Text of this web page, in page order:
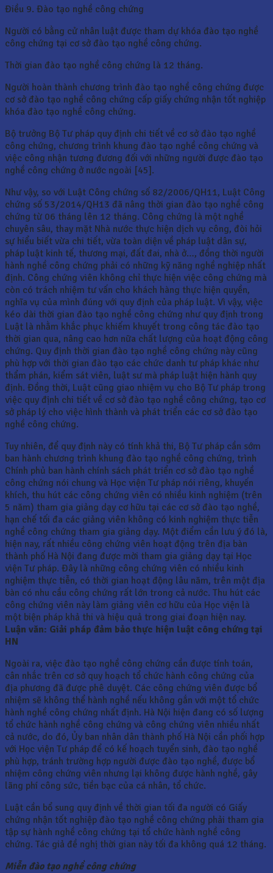
Điều 9. Đào tạo nghề công chứng
Người có bằng cử nhân luật được tham dự khóa đào tạo nghề
công chứng tại cơ sở đào tạo nghề công chứng.
Thời gian đào tạo nghề công chứng là 12 tháng.
Người hoàn thành chương trình đào tạo nghề công chứng được
cơ sở đào tạo nghề công chứng cấp giấy chứng nhận tốt nghiệp
khóa đào tạo nghề công chứng.
Bộ trưởng Bộ Tư pháp quy định chi tiết về cơ sở đào tạo nghề
công chứng, chương trình khung đào tạo nghề công chứng và
việc công nhận tương đương đối với những người được đào tạo
nghề công chứng ở nước ngoài [45].
Như vậy, so với Luật Công chứng số 82/2006/QH11, Luật Công
chứng số 53/2014/QH13 đã nâng thời gian đào tạo nghề công
chứng từ 06 tháng lên 12 tháng. Công chứng là một nghề
chuyên sâu, thay mặt Nhà nước thực hiện dịch vụ công, đòi hỏi
sự hiểu biết vừa chi tiết, vừa toàn diện về pháp luật dân sự,
pháp luật kinh tế, thương mại, đất đai, nhà ở…, đồng thời người
hành nghề công chứng phải có những kỹ năng nghề nghiệp nhất
định. Công chứng viên không chỉ thực hiện việc công chứng mà
còn có trách nhiệm tư vấn cho khách hàng thực hiện quyền,
nghĩa vụ của mình đúng với quy định của pháp luật. Vì vậy, việc
kéo dài thời gian đào tạo nghề công chứng như quy định trong
Luật là nhằm khắc phục khiếm khuyết trong công tác đào tạo
thời gian qua, nâng cao hơn nữa chất lượng của hoạt động công
chứng. Quy định thời gian đào tạo nghề công chứng này cũng
phù hợp với thời gian đào tạo các chức danh tư pháp khác như
thẩm phán, kiểm sát viên, luật sư mà pháp luật hiện hành quy
định. Đồng thời, Luật cũng giao nhiệm vụ cho Bộ Tư pháp trong
việc quy định chi tiết về cơ sở đào tạo nghề công chứng, tạo cơ
sở pháp lý cho việc hình thành và phát triển các cơ sở đào tạo
nghề công chứng.
Tuy nhiên, để quy định này có tính khả thi, Bộ Tư pháp cần sớm
ban hành chương trình khung đào tạo nghề công chứng, trình
Chính phủ ban hành chính sách phát triển cơ sở đào tạo nghề
công chứng nói chung và Học viện Tư pháp nói riêng, khuyến
khích, thu hút các công chứng viên có nhiều kinh nghiệm (trên
5 năm) tham gia giảng dạy cơ hữu tại các cơ sở đào tạo nghề,
hạn chế tối đa các giảng viên không có kinh nghiệm thực tiễn
nghề công chứng tham gia giảng dạy. Một điểm cần lưu ý đó là,
hiện nay, rất nhiều công chứng viên hoạt động trên địa bàn
thành phố Hà Nội đang được mời tham gia giảng dạy tại Học
viện Tư pháp. Đây là những công chứng viên có nhiều kinh
nghiệm thực tiễn, có thời gian hoạt động lâu năm, trên một địa
bàn có nhu cầu công chứng rất lớn trong cả nước. Thu hút các
công chứng viên này làm giảng viên cơ hữu của Học viện là
một biện pháp khả thi và hiệu quả trong giai đoạn hiện nay.
Luận văn: Giải pháp đảm bảo thực hiện luật công chứng tại
HN
Ngoài ra, việc đào tạo nghề công chứng cần được tính toán,
cân nhắc trên cơ sở quy hoạch tổ chức hành công chứng của
địa phương đã được phê duyệt. Các công chứng viên được bổ
nhiệm sẽ không thể hành nghề nếu không gắn với một tổ chức
hành nghề công chứng nhất định. Hà Nội hiện đang có số lượng
tổ chức hành nghề công chứng và công chứng viên nhiều nhất
cả nước, do đó, Ủy ban nhân dân thành phố Hà Nội cần phối hợp
với Học viện Tư pháp để có kế hoạch tuyển sinh, đào tạo nghề
phù hợp, tránh trường hợp người được đào tạo nghề, được bổ
nhiệm công chứng viên nhưng lại không được hành nghề, gây
lãng phí công sức, tiền bạc của cá nhân, tổ chức.
Luật cần bổ sung quy định về thời gian tối đa người có Giấy
chứng nhận tốt nghiệp đào tạo nghề công chứng phải tham gia
tập sự hành nghề công chứng tại tổ chức hành nghề công
chứng. Tác giả đề nghị thời gian này tối đa không quá 12 tháng.
Miễn đào tạo nghề công chứng